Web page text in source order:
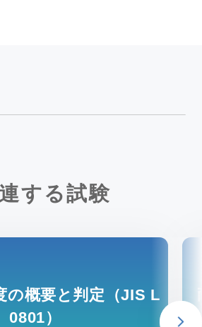
する試験
の概要と判定（JIS L
0801）